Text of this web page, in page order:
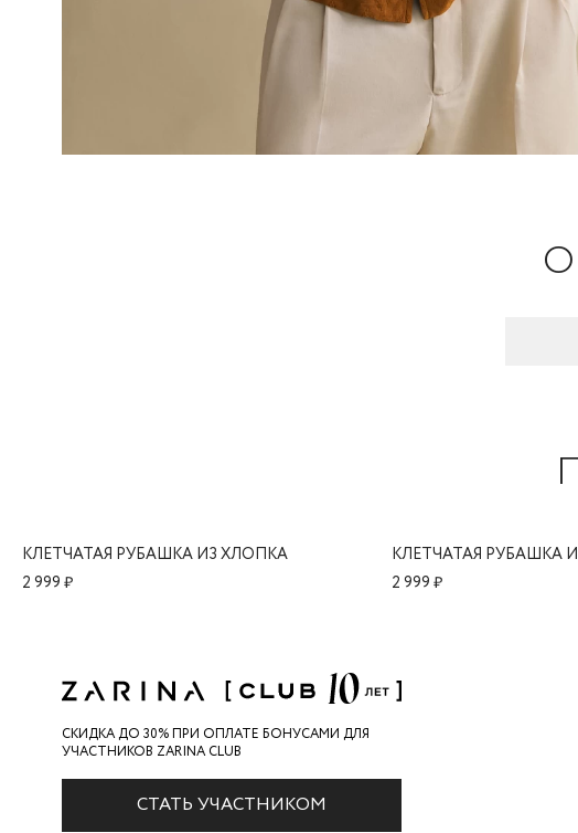
КЛЕТЧАТАЯ РУБАШКА ИЗ ХЛОПКА
2 999 ₽
КЛЕТЧАТАЯ РУБАШКА
2 999 ₽
СКИДКА ДО 30% ПРИ ОПЛАТЕ БОНУСАМИ ДЛЯ
УЧАСТНИКОВ ZARINA CLUB
СТАТЬ УЧАСТНИКОМ